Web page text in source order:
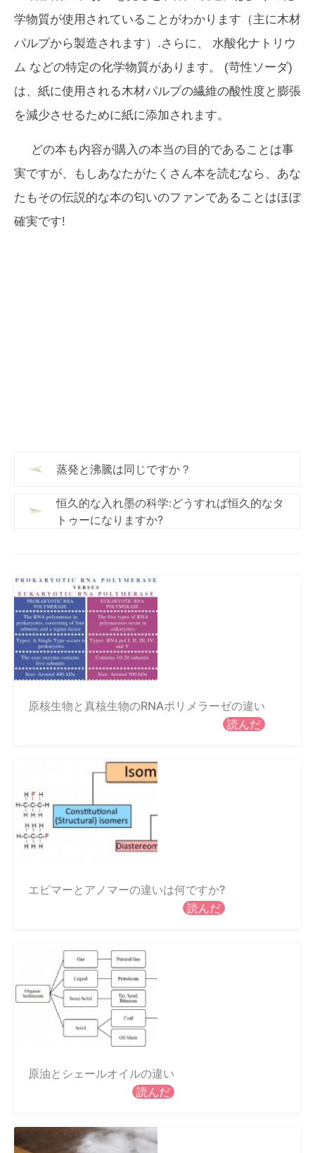
学物質が使用されていることがわかります（主に木材
パルプから製造されます）.さらに、 水酸化ナトリウ
ム などの特定の化学物質があります。 (苛性ソーダ)
は、紙に使用される木材パルプの繊維の酸性度と膨張
を減少させるために紙に添加されます。
どの本も内容が購入の本当の目的であることは事
実ですが、もしあなたがたくさん本を読むなら、あな
たもその伝説的な本の匂いのファンであることはほぼ
確実です!
蒸発と沸騰は同じですか？
恒久的な入れ墨の科学:どうすれば恒久的なタ
トゥーになりますか?
原核生物と真核生物のRNAポリメラーゼの違い
読んだ
エピマーとアノマーの違いは何ですか?
読んだ
原油とシェールオイルの違い
読んだ